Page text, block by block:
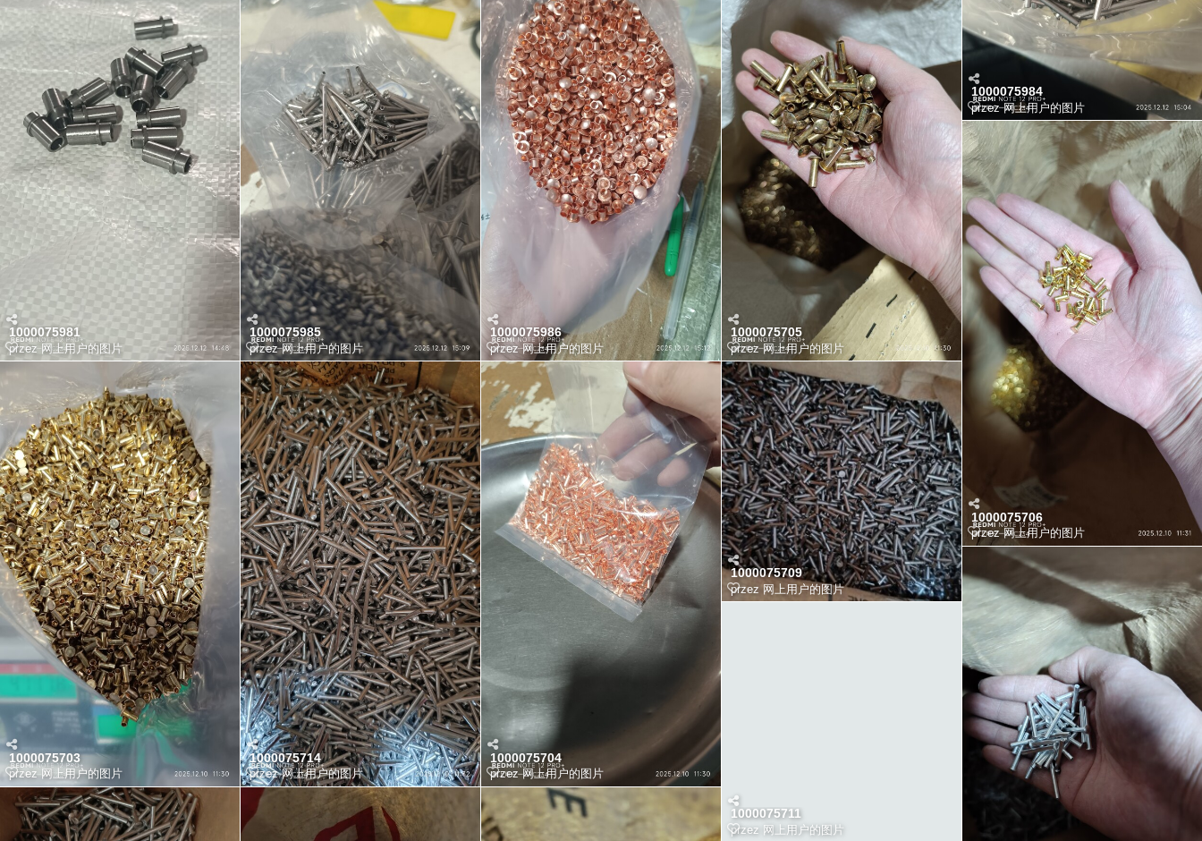
1000075984
przez网上用户的图片
1000075981
przez网上用户的图片
1000075985
przez网上用户的图片
1000075986
przez网上用户的图片
1000075705
przez网上用户的图片
1000075706
przez网上用户的图片
1000075703
przez网上用户的图片
1000075714
przez网上用户的图片
1000075704
przez网上用户的图片
1000075709
przez网上用户的图片
1000075711
przez 网上用户的图片